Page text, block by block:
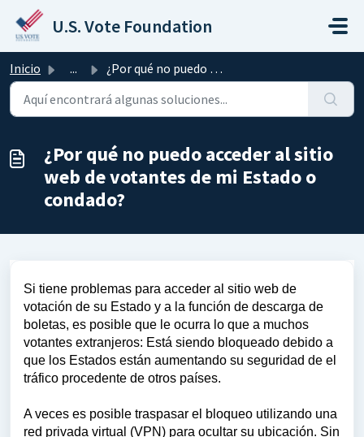
Saltar al contenido principal
U.S. Vote Foundation
Inicio ... ¿Por qué no puedo acceder al sitio web de votantes de mi ...
¿Por qué no puedo acceder al sitio
web de votantes de mi Estado o
condado?
Si tiene problemas para acceder al sitio web de
votación de su Estado y a la función de descarga de
boletas, es posible que le ocurra lo que a muchos
votantes extranjeros: Está siendo bloqueado debido a
que los Estados están aumentando su seguridad de el
tráfico procedente de otros países.
A veces es posible traspasar el bloqueo utilizando una
red privada virtual (VPN) para ocultar su ubicación. Sin